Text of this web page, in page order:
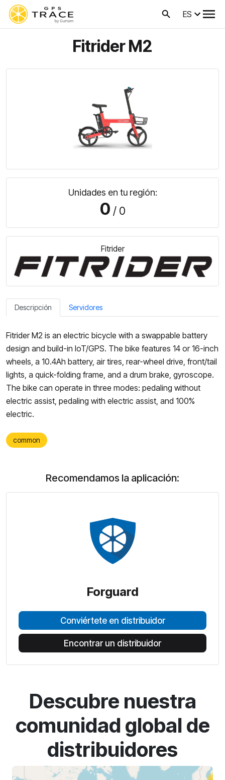
ES
Fitrider M2
Unidades en tu región:
0 / 0
Fitrider
Descripción Servidores
Fitrider M2 is an electric bicycle with a swappable battery
design and build-in IoT/GPS. The bike features 14 or 16-inch
wheels, a 10.4Ah battery, air tires, rear-wheel drive, front/tail
lights, a quick-folding frame, and a drum brake, gyroscope.
The bike can operate in three modes: pedaling without
electric assist, pedaling with electric assist, and 100%
electric.
common
Recomendamos la aplicación:
Forguard
Conviértete en distribuidor
Encontrar un distribuidor
Descubre nuestra
comunidad global de
distribuidores